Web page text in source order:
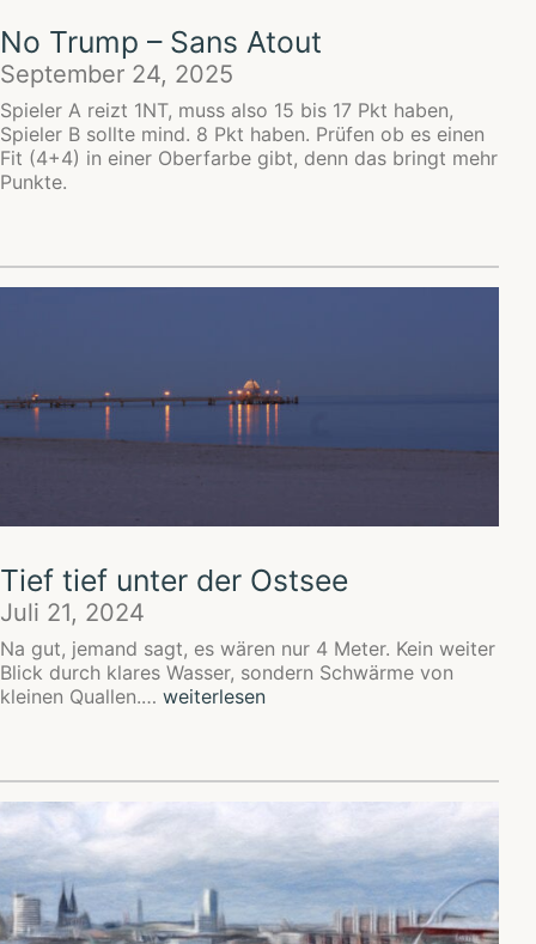
No Trump – Sans Atout
September 24, 2025
Spieler A reizt 1NT, muss also 15 bis 17 Pkt haben,
Spieler B sollte mind. 8 Pkt haben. Prüfen ob es einen
Fit (4+4) in einer Oberfarbe gibt, denn das bringt mehr
Punkte.
Tief tief unter der Ostsee
Juli 21, 2024
Na gut, jemand sagt, es wären nur 4 Meter. Kein weiter
Blick durch klares Wasser, sondern Schwärme von
kleinen Quallen.… Tief
Ostsee
weiterlesen